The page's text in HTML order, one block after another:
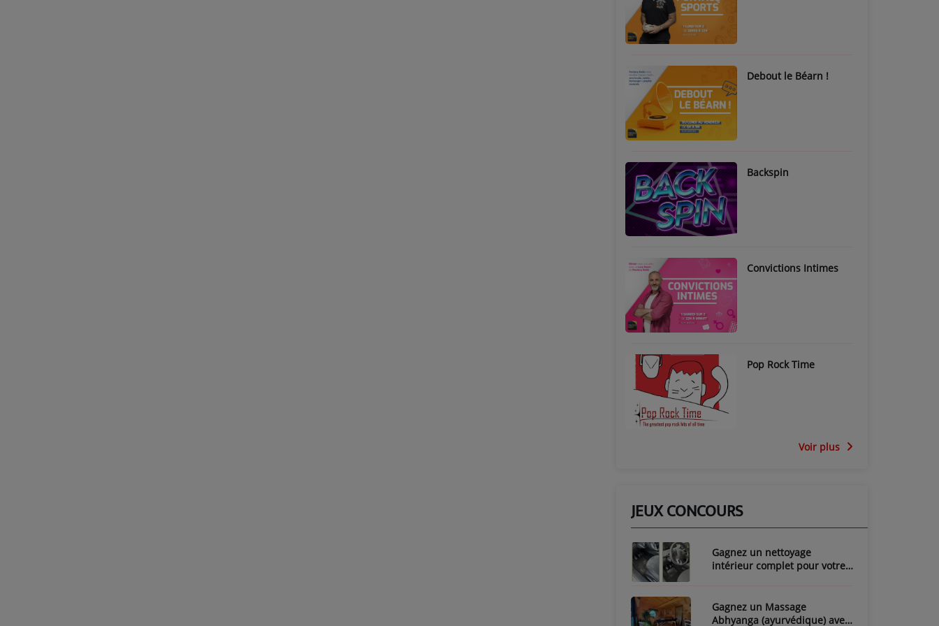
Debout le Béarn !
Backspin
Convictions Intimes
Pop Rock Time
Voir plus
JEUX CONCOURS
Gagnez un nettoyage
intérieur complet pour votre
Gagnez un Massage
Abhyanga (ayurvédique) avec